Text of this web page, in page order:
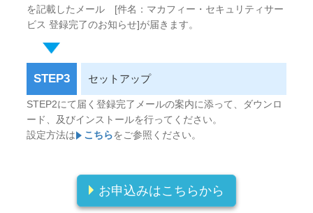
を記載したメール [件名：マカフィー・セキュリティサー
ビス 登録完了のお知らせ]が届きます。
STEP3 セットアップ
STEP2にて届く登録完了メールの案内に添って、ダウンロ
ード、及びインストールを行ってください。
設定方法は
こちらをご参照ください。
お申込みはこちらから